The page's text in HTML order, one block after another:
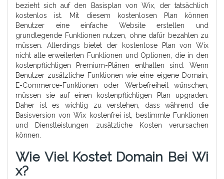
bezieht sich auf den Basisplan von Wix, der tatsächlich
kostenlos ist. Mit diesem kostenlosen Plan können
Benutzer eine einfache Website erstellen und
grundlegende Funktionen nutzen, ohne dafür bezahlen zu
müssen. Allerdings bietet der kostenlose Plan von Wix
nicht alle erweiterten Funktionen und Optionen, die in den
kostenpflichtigen Premium-Plänen enthalten sind. Wenn
Benutzer zusätzliche Funktionen wie eine eigene Domain,
E-Commerce-Funktionen oder Werbefreiheit wünschen,
müssen sie auf einen kostenpflichtigen Plan upgraden.
Daher ist es wichtig zu verstehen, dass während die
Basisversion von Wix kostenfrei ist, bestimmte Funktionen
und Dienstleistungen zusätzliche Kosten verursachen
können.
Wie Viel Kostet Domain Bei Wi
X?